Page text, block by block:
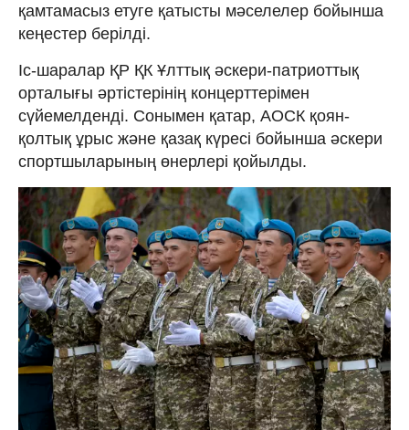
қамтамасыз етуге қатысты мәселелер бойынша
кеңестер берілді.
Іс-шаралар ҚР ҚК Ұлттық әскери-патриоттық
орталығы әртістерінің концерттерімен
сүйемелденді. Сонымен қатар, АОСК қоян-
қолтық ұрыс және қазақ күресі бойынша әскери
спортшыларының өнерлері қойылды.